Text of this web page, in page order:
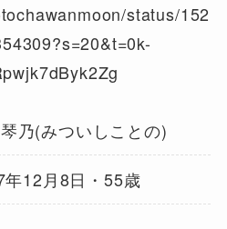
status/152
ついしことの)
12月8日・55歳